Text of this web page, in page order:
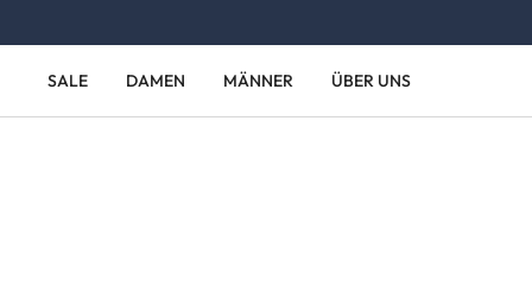
SALE DAMEN MÄNNER ÜBER UNS